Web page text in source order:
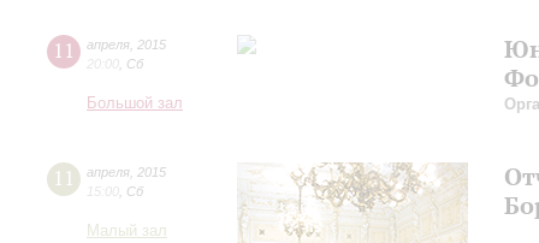
11 апреля 2015
20:00 Сб
Большой зал
11 апреля 2015
15:00 Сб
Малый зал